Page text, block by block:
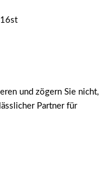
und zögern Sie nicht,
Partner für